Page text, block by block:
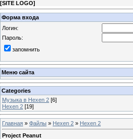
[SITE LOGO]
Форма входа
Логин:
Пароль:
запомнить
Меню сайта
Categories
Музыка в Hexen 2 [6]
Hexen 2 [19]
Главная » Файлы » Hexen 2 » Hexen 2
Project Peanut